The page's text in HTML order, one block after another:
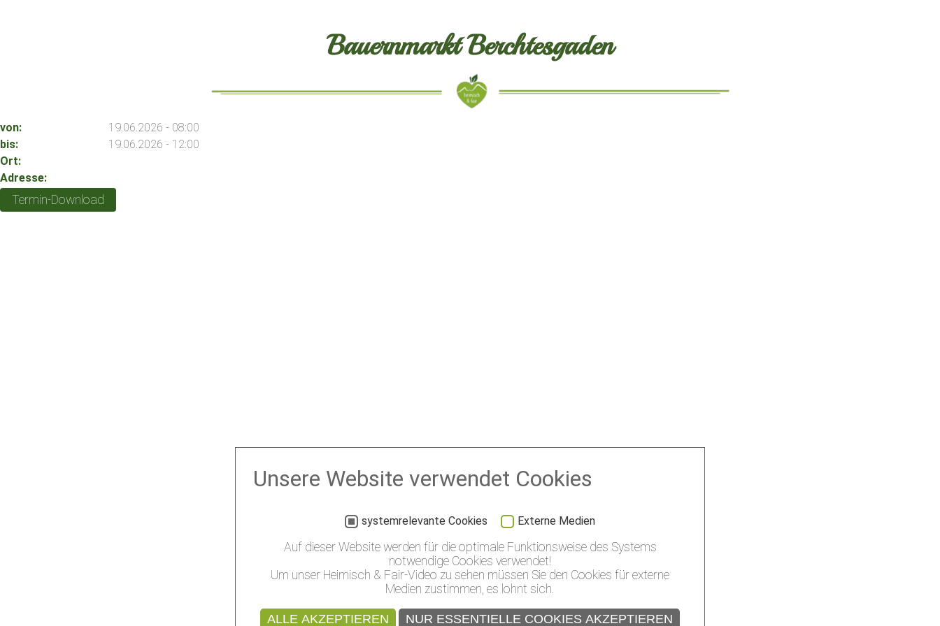
Bauernmarkt Berchtesgaden
von:
19.06.2026 - 08:00
bis:
19.06.2026 - 12:00
Ort:
Adresse:
Termin-Download
Unsere Website verwendet Cookies
systemrelevante Cookies Externe Medien
Auf dieser Website werden für die optimale Funktionsweise des Systems
notwendige Cookies verwendet!
Um unser Heimisch & Fair-Video zu sehen müssen Sie den Cookies für externe
Medien zustimmen, es lohnt sich.
ALLE AKZEPTIEREN NUR ESSENTIELLE COOKIES AKZEPTIEREN